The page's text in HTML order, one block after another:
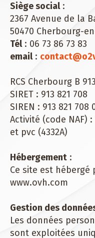
Siège social:
2367 Avenue de la
50470 Cherbourg-
Tél: 06 73 86 73 83
email:
RCS Cherbourg B
SIRET : 913 821 708
SIREN : 913 821 708
Activité (code NAF)
et pvc (4332A)
Hébergement :
Ce site est hébergé
www.ovh.com
Gestion des
Les données
sont exploitées